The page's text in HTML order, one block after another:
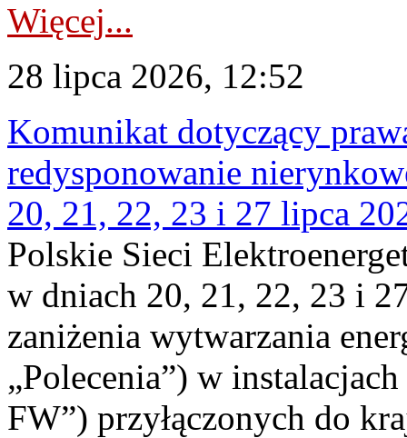
Więcej...
28 lipca 2026, 12:52
Komunikat dotyczący
redysponowanie
20, 21, 22, 23 i 27 lipca
Polskie Sieci
w dniach 20, 21, 22, 23 i
zaniżenia wytwarzania
„Polecenia”) w
FW”) przyłączonych do